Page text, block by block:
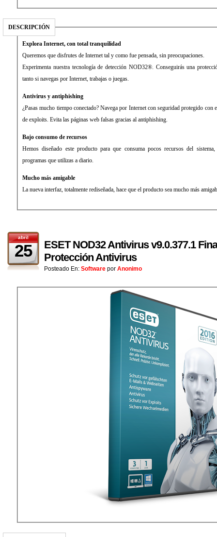
DESCRIPCIÓN
Explora Internet, con total tranquilidad
Queremos que disfrutes de Internet tal y como fue pensada, sin preocupaciones.
Experimenta nuestra tecnología de detección NOD32®. Conseguirás una
tanto si navegas por Internet, trabajas o juegas.
Antivirus y antiphishing
¿Pasas mucho tiempo conectado? Navega por Internet con seguridad protegido con
de exploits. Evita las páginas web falsas gracias al antiphishing.
Bajo consumo de recursos
Hemos diseñado este producto para que consuma pocos recursos del
programas que utilizas a diario.
Mucho más amigable
La nueva interfaz, totalmente rediseñada, hace que el producto sea mucho más
abril
25
ESET NOD32 Antivirus v9.0.377.1
Protección Antivirus
Posteado En: Software por Anonimo